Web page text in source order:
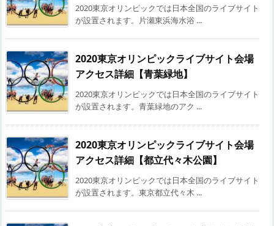
2020東京オリンピックでは日本全国のライブサイト
が設置されます。片瀬東浜海水浴 ...
2020東京オリンピックライブサイト会場
アクセス詳細【青葉緑地】
2020東京オリンピックでは日本全国のライブサイト
が設置されます。青葉緑地のアク ...
2020東京オリンピックライブサイト会場
アクセス詳細【都立代々木公園】
2020東京オリンピックでは日本全国のライブサイト
が設置されます。東京都立代々木 ...